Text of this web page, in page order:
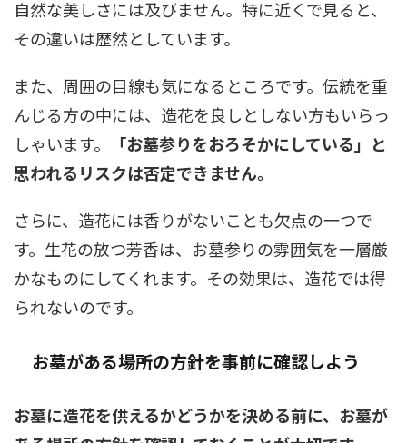
自然な美しさには及びません。特に近くで見ると、
その違いは歴然としています。
また、周囲の目線も気になるところです。伝統を重
んじる方の中には、造花を良しとしない方もいらっ
しゃいます。
「お墓参りをおろそかにしている」と
思われるリスクは否定できません。
さらに、造花には香りがないことも欠点の一つで
す。生花の放つ芳香は、お墓参りの雰囲気を一層厳
かなものにしてくれます。その効果は、造花では得
られないのです。
お墓がある場所の方針を事前に確認しよう
お墓に造花を供えるかどうかを決める前に、お墓が